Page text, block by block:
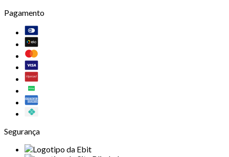
Pagamento
Segurança